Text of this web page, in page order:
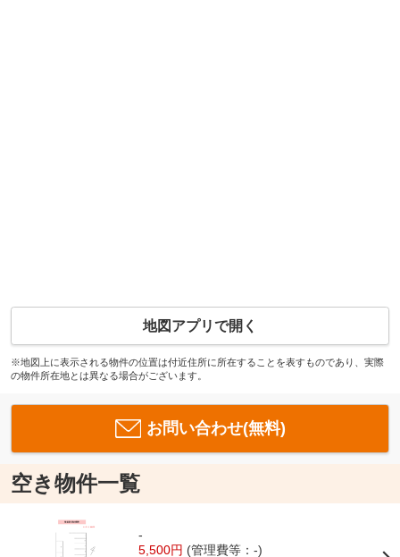
地図アプリで開く
※地図上に表示される物件の位置は付近住所に所在することを表すものであり、実際
の物件所在地とは異なる場合がございます。
お問い合わせ(無料)
空き物件一覧
-
5,500円 (管理費等：-)